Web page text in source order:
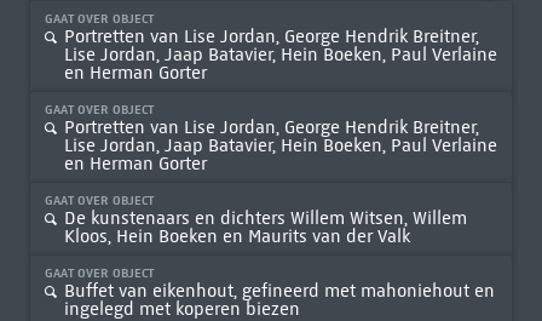
GAAT OVER OBJECT
Portretten van Lise Jordan, George Hendrik Breitner,
Lise Jordan, Jaap Batavier, Hein Boeken, Paul Verlaine
en Herman Gorter
GAAT OVER OBJECT
Portretten van Lise Jordan, George Hendrik Breitner,
Lise Jordan, Jaap Batavier, Hein Boeken, Paul Verlaine
en Herman Gorter
GAAT OVER OBJECT
De kunstenaars en dichters Willem Witsen, Willem
Kloos, Hein Boeken en Maurits van der Valk
GAAT OVER OBJECT
Buffet van eikenhout, gefineerd met mahoniehout en
ingelegd met koperen biezen